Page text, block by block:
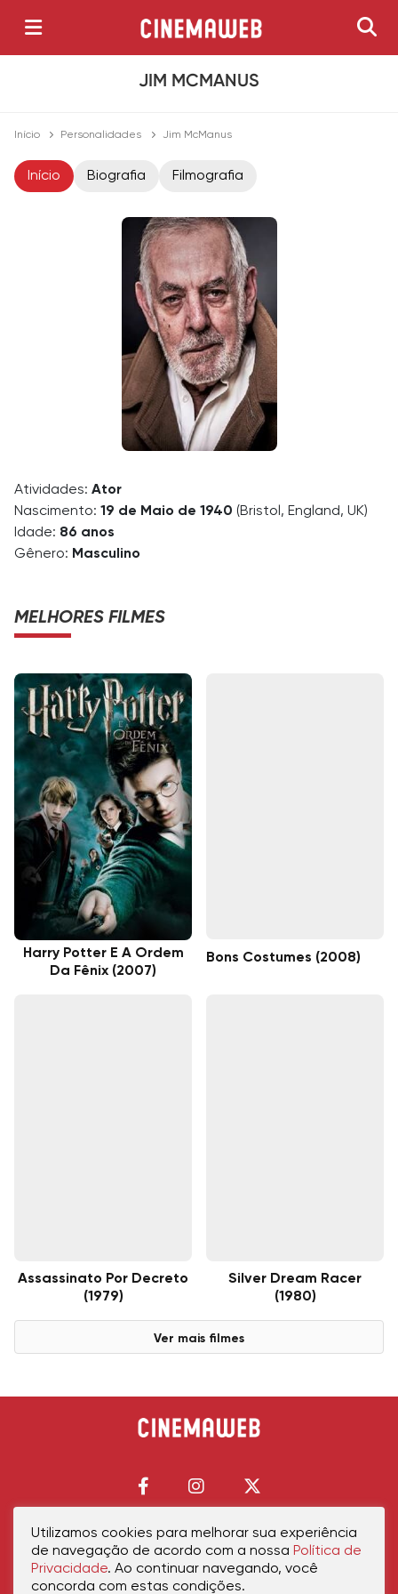
JIM MCMANUS
Início Personalidades Jim McManus
Início Biografia Filmografia
Atividades: Ator
Nascimento: 19 de Maio de 1940 (Bristol, England, UK)
Idade: 86 anos
Gênero: Masculino
MELHORES FILMES
Harry Potter E A Ordem
Da Fênix (2007)
Bons Costumes (2008)
Assassinato Por Decreto
(1979)
Silver Dream Racer
(1980)
Ver mais filmes
Início Política de PrivacidadePolítica de CookiesContatoSobre Nós
Utilizamos cookies para melhorar sua experiência
de navegação de acordo com a nossa Política de
Privacidade. Ao continuar navegando, você
concorda com estas condições.